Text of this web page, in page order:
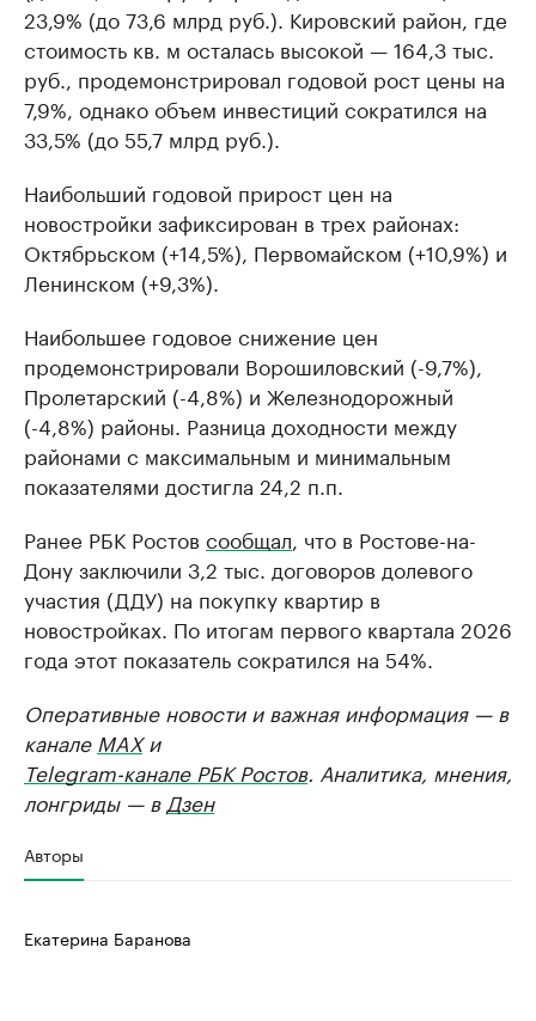
23,9% (до 73,6 млрд руб.). Кировский район, где
стоимость кв. м осталась высокой — 164,3 тыс.
руб., продемонстрировал годовой рост цены на
7,9%, однако объем инвестиций сократился на
33,5% (до 55,7 млрд руб.).
Наибольший годовой прирост цен на
новостройки зафиксирован в трех районах:
Октябрьском (+14,5%), Первомайском (+10,9%) и
Ленинском (+9,3%).
Наибольшее годовое снижение цен
продемонстрировали Ворошиловский (-9,7%),
Пролетарский (-4,8%) и Железнодорожный
(-4,8%) районы. Разница доходности между
районами с максимальным и минимальным
показателями достигла 24,2 п.п.
Ранее РБК Ростов сообщал , что в Ростове-на-
Дону заключили 3,2 тыс. договоров долевого
участия (ДДУ) на покупку квартир в
новостройках. По итогам первого квартала 2026
года этот показатель сократился на 54%.
Оперативные новости и важная информация — в
канале MAXи
Telegram-канале РБК Ростов. Аналитика, мнения,
лонгриды — в Дзен
Авторы
Екатерина Баранова